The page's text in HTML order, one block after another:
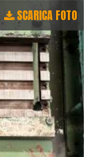
SCARICA FOTO